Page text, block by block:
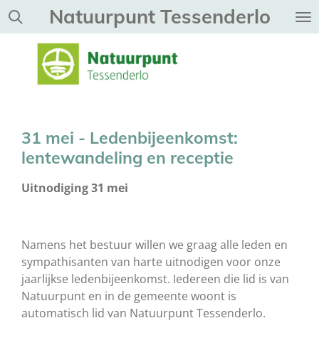
Ga
direct
hoofdinhoud
Natuurpunt Tessenderlo
31 mei - Ledenbijeenkomst:
lentewandeling en receptie
Uitnodiging 31 mei
Namens het bestuur willen we graag alle leden en
sympathisanten van harte uitnodigen voor onze
jaarlijkse ledenbijeenkomst. Iedereen die lid is van
Natuurpunt en in de gemeente woont is
automatisch lid van Natuurpunt Tessenderlo.